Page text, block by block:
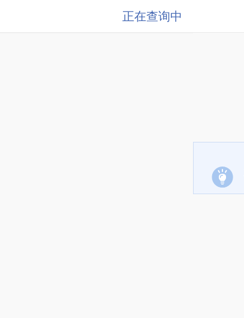
正在查询中